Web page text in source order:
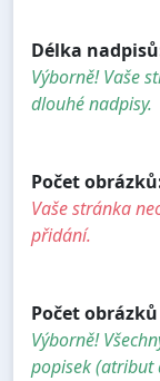
Délka
Výborně! Vaše
dlouhé nadpisy.
Počet
Vaše stránka
přidání.
Počet
Výborně!
popisek (atribut